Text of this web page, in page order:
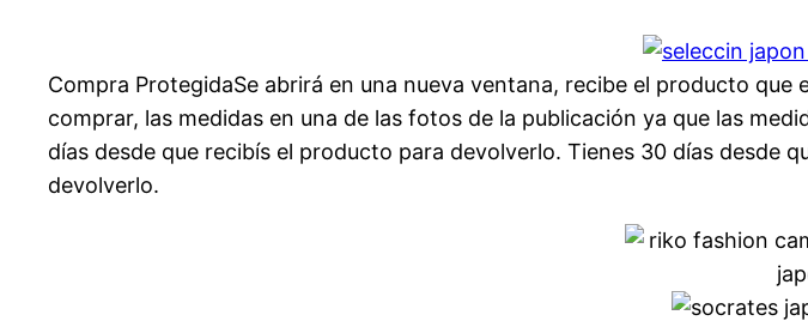
Compra ProtegidaSe abrirá en una nueva ventana, recibe el producto
comprar, las medidas en una de las fotos de la publicación ya que las
días desde que recibís el producto para devolverlo. Tienes 30 días desde
devolverlo.